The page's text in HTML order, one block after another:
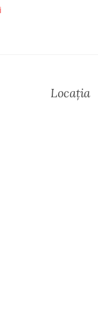
Locația